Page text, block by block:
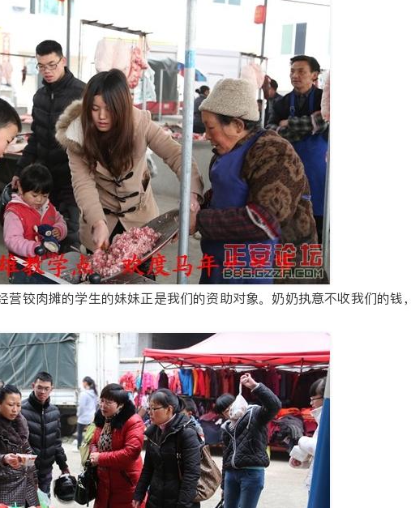
营铰肉摊的学生的妹妹正是我们的资助对象。奶奶执意不收我们的钱